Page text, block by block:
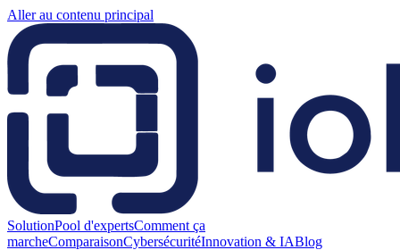
Aller au contenu principal
SolutionPool d'expertsComment ça
marcheComparaisonCybersécuritéInnovation & IABlog